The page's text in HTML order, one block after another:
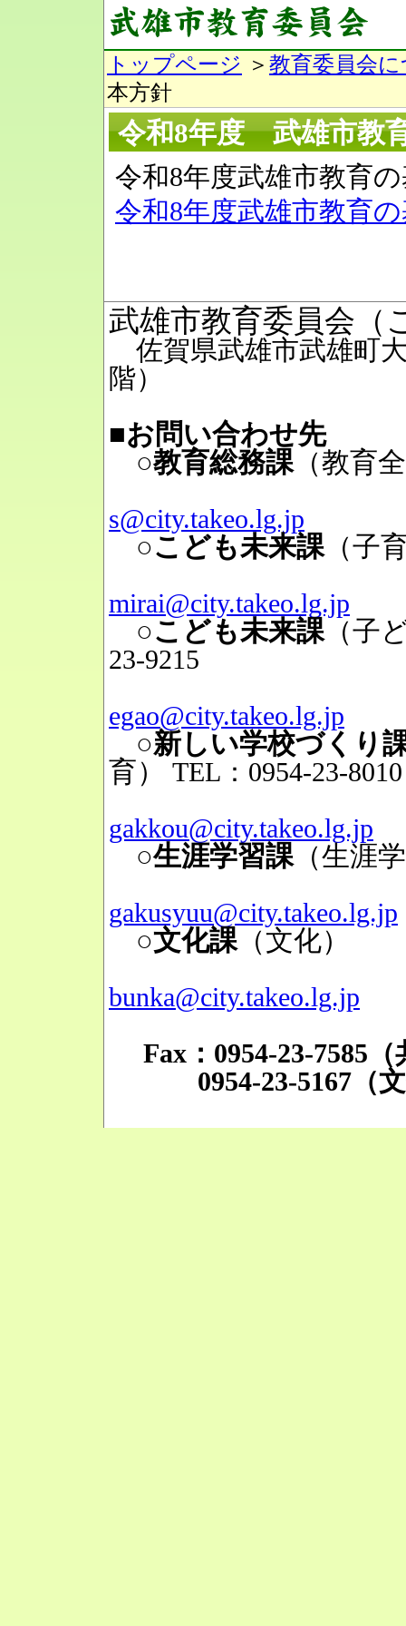
トップページ ＞ 教育委員会
本方針
令和8年度 武雄市教
令和8年度武雄市教育
令和8年度武雄市教育
武雄市教育委員会（
佐賀県武雄市武雄町
階）
■お問い合わせ先
○教育総務課（教育
s@city.takeo.lg.jp
○こども未来課（子
mirai@city.takeo.lg.jp
○こども未来課（子
23-9215
egao@city.takeo.lg.jp
○新しい学校づくり
育）
TEL：0954-23-8010
gakkou@city.takeo.lg.jp
○生涯学習課（生涯
gakusyuu@city.takeo.lg.jp
○文化課（文化）
bunka@city.takeo.lg.jp
Fax：0954-23-7585
0954-23-5167（文